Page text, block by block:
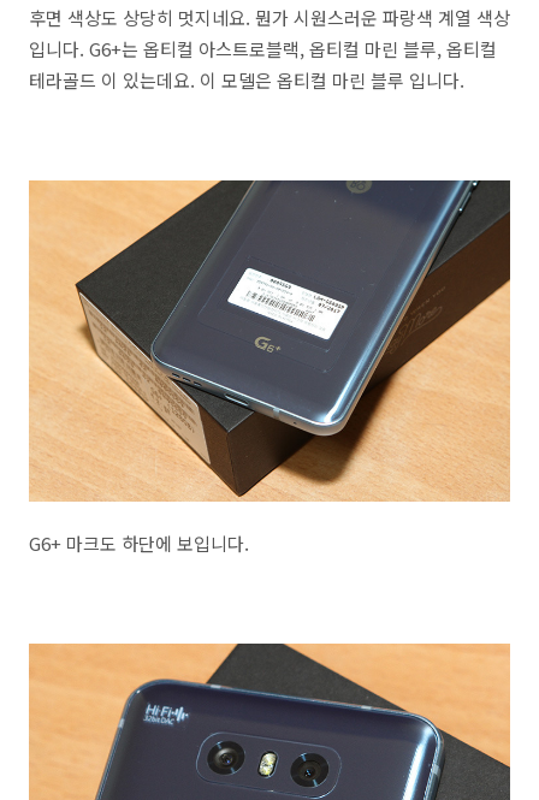
후면 색상도 상당히 멋지네요. 뭔가 시원스러운 파랑색 계열 색상
입니다. G6+는 옵티컬 아스트로블랙, 옵티컬 마린 블루, 옵티컬
테라골드 이 있는데요. 이 모델은 옵티컬 마린 블루 입니다.
G6+ 마크도 하단에 보입니다.